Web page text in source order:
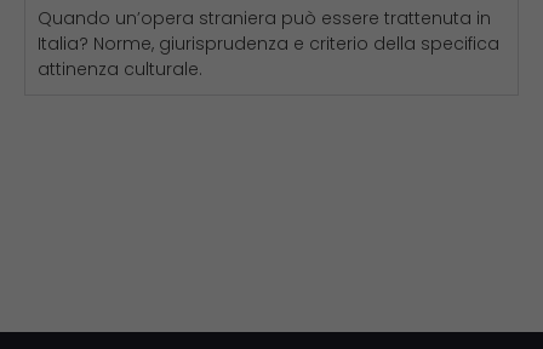
Quando un’opera straniera può essere trattenuta in
Italia? Norme, giurisprudenza e criterio della specifica
attinenza culturale.